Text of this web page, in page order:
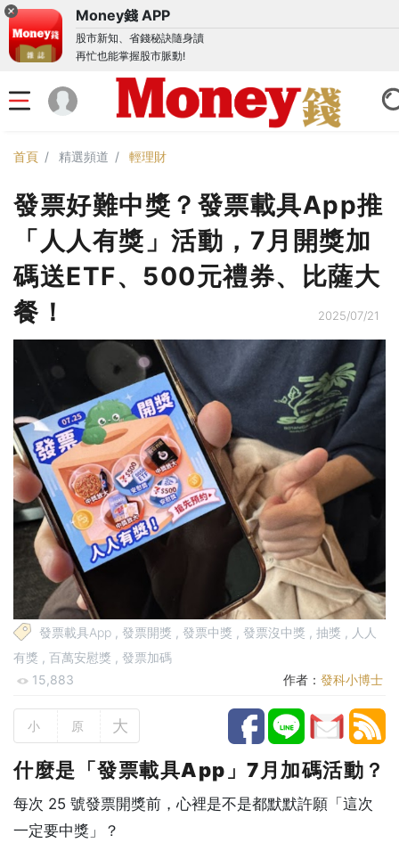
Money錢 APP
股市新知、省錢秘訣隨身讀
再忙也能掌握股市脈動!
首頁 精選頻道 輕理財
發票好難中獎？發票載具App推
「人人有獎」活動，7月開獎加
碼送ETF、500元禮券、比薩大
餐！
2025/07/21
發票載具App , 發票開獎 , 發票中獎 , 發票沒中獎 , 抽獎 , 人人
有獎 , 百萬安慰獎 , 發票加碼
15,883
作者： 發科小博士
小 原 大
什麼是「發票載具App」7月加碼活動？
每次 25 號發票開獎前，心裡是不是都默默許願「這次
一定要中獎」？